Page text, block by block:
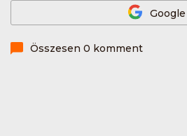
Google
Összesen 0 komment